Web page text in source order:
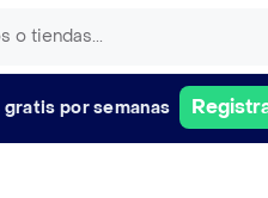
gratis por semanas